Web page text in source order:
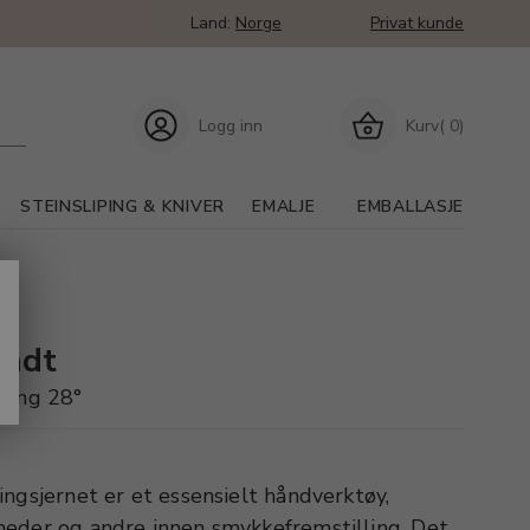
Land: Norge Privat kunde
Kurv( 0)
Logg inn
STEINSLIPING & KNIVER EMALJE EMBALLASJE
28°
er et essensielt håndverktøy,